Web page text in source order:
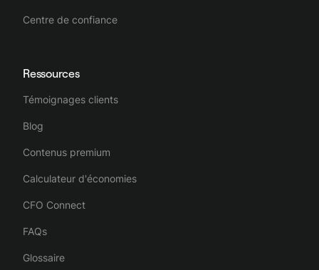
Centre de confiance
Ressources
Témoignages clients
Blog
Contenus premium
Calculateur d'économies
CFO Connect
FAQs
Glossaire